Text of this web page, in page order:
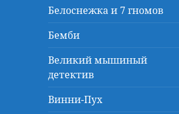
Белоснежка и 7 гномов
Бемби
Великий мышиный
детектив
Винни-Пух